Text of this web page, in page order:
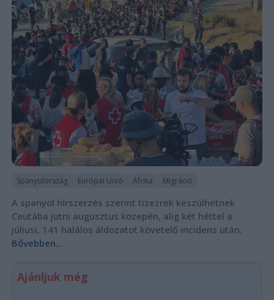
Spanyolország Európai Unió Afrika Migráció
A spanyol hírszerzés szerint tízezrek készülhetnek
Ceutába jutni augusztus közepén, alig két héttel a
júliusi, 141 halálos áldozatot követelő incidens után.
Bővebben...
Ajánljuk még